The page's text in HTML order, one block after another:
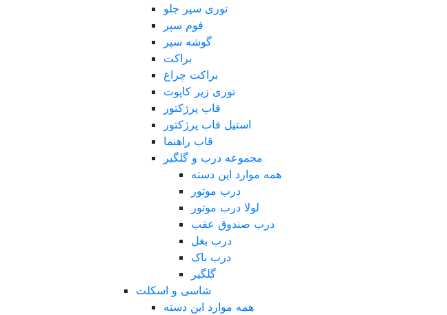
توری سپر جلو
فوم سپر
گوشه سپر
براکت
براکت چراغ
توری زیر کاپوت
قاب پرژکتور
استیل قاب پرژکتور
قاب راهنما
مجموعه درب و گلگیر
همه موارد این دسته
درب موتور
لولا درب موتور
درب صندوق عقب
درب بغل
درب باک
گلگیر
شاسی و اسکلت
همه موارد این دسته